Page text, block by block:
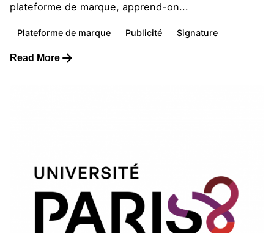
plateforme de marque, apprend-on...
Plateforme de marque Publicité Signature
Read More